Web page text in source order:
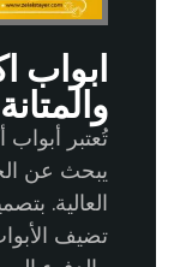
ابواب
تُعتبر أبواب
يبحث عن
العالية.
تضيف